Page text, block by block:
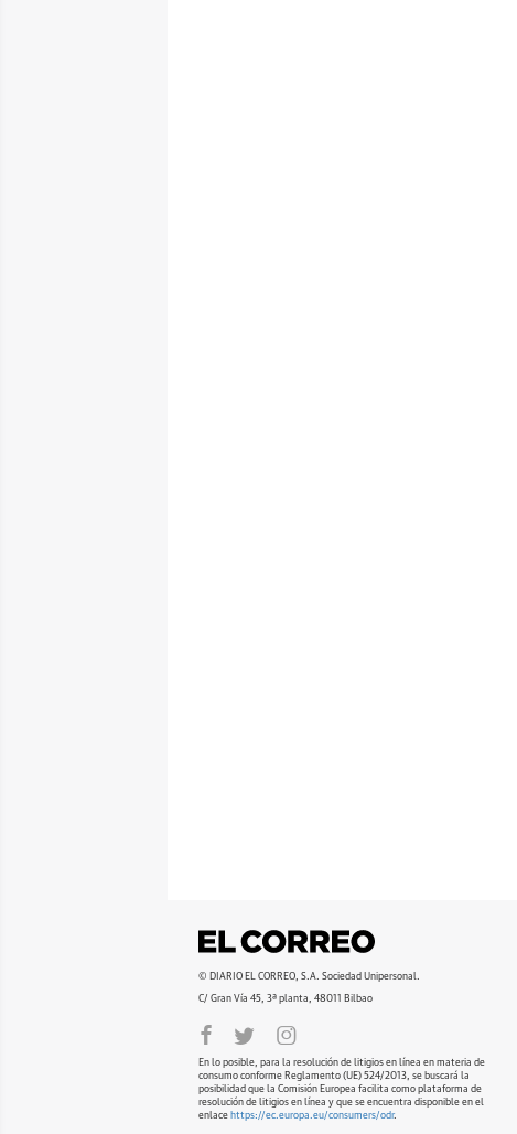
© DIARIO EL CORREO, S.A. Sociedad Unipersonal.
C/ Gran Vía 45, 3ª planta, 48011 Bilbao
En lo posible, para la resolución de litigios en línea en materia de
consumo conforme Reglamento (UE) 524/2013, se buscará la
posibilidad que la Comisión Europea facilita como plataforma de
resolución de litigios en línea y que se encuentra disponible en el
enlace https://ec.europa.eu/consumers/odr.